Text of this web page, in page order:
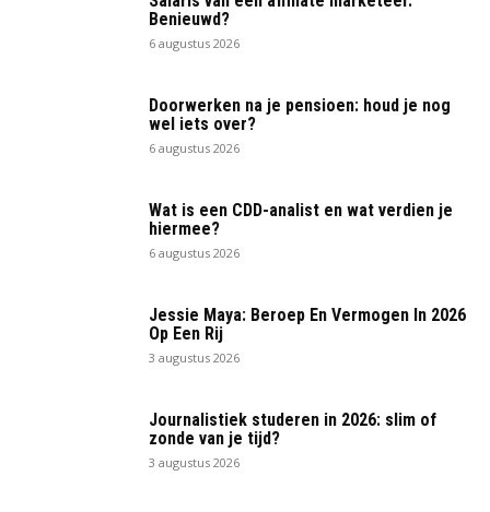
Benieuwd?
6 augustus 2026
Doorwerken na je pensioen: houd je nog
wel iets over?
6 augustus 2026
Wat is een CDD-analist en wat verdien je
hiermee?
6 augustus 2026
Jessie Maya: Beroep En Vermogen In 2026
Op Een Rij
3 augustus 2026
Journalistiek studeren in 2026: slim of
zonde van je tijd?
3 augustus 2026